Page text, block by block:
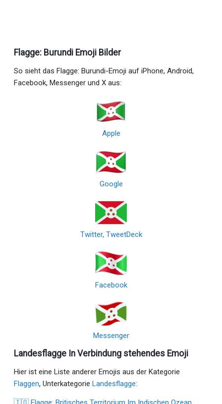
Flagge: Burundi Emoji Bilder
So sieht das Flagge: Burundi-Emoji auf iPhone, Android,
Facebook, Messenger und X aus:
Apple
Google
Twitter, TweetDeck
Facebook
Messenger
Landesflagge In Verbindung stehendes Emoji
Hier ist eine Liste anderer Emojis aus der Kategorie
Flaggen, Unterkategorie Landesflagge: